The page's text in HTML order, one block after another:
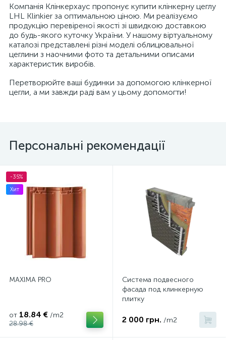
Компанія Клінкерхаус пропонує купити клінкерну цеглу
LHL Klinkier за оптимальною ціною. Ми реалізуємо
продукцію перевіреної якості зі швидкою доставкою
до будь-якого куточку України. У нашому віртуальному
каталозі представлені різні моделі облицювальної
цеглини з наочними фото та детальними описами
характеристик виробів.
Перетворюйте ваші будинки за допомогою клінкерної
цегли, а ми завжди раді вам у цьому допомогти!
Персональні рекомендації
-35%
Хит
MAXIMA PRO
от 18.84 € /m2
28.98 €
Система подвесного
фасада под клинкерную
плитку
2 000 грн. /m2